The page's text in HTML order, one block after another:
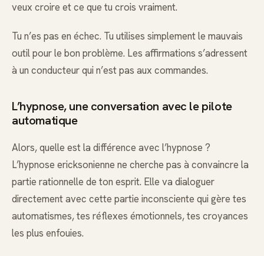
veux croire et ce que tu crois vraiment.
Tu n’es pas en échec. Tu utilises simplement le mauvais
outil pour le bon problème. Les affirmations s’adressent
à un conducteur qui n’est pas aux commandes.
L’hypnose, une conversation avec le pilote
automatique
Alors, quelle est la différence avec l’hypnose ?
L’hypnose ericksonienne ne cherche pas à convaincre la
partie rationnelle de ton esprit. Elle va dialoguer
directement avec cette partie inconsciente qui gère tes
automatismes, tes réflexes émotionnels, tes croyances
les plus enfouies.